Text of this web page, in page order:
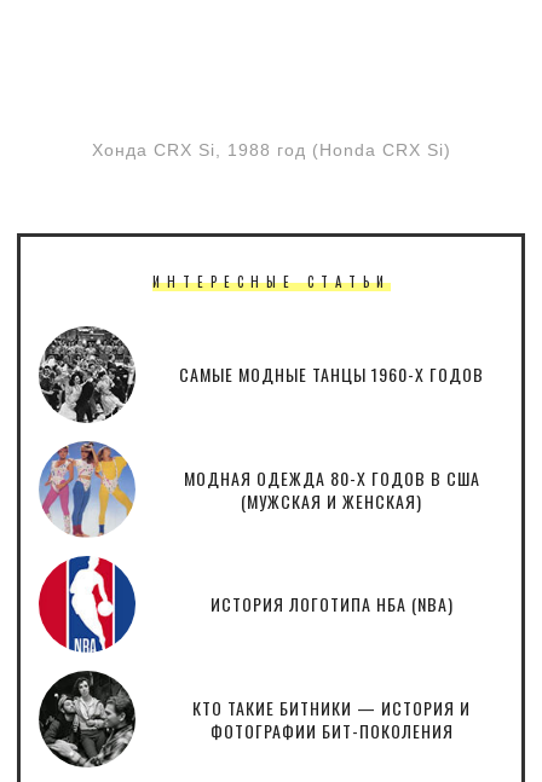
Хонда CRX Si, 1988 год (Honda CRX Si)
ИНТЕРЕСНЫЕ СТАТЬИ
САМЫЕ МОДНЫЕ ТАНЦЫ 1960-Х ГОДОВ
МОДНАЯ ОДЕЖДА 80-Х ГОДОВ В США
(МУЖСКАЯ И ЖЕНСКАЯ)
ИСТОРИЯ ЛОГОТИПА НБА (NBA)
КТО ТАКИЕ БИТНИКИ — ИСТОРИЯ И
ФОТОГРАФИИ БИТ-ПОКОЛЕНИЯ